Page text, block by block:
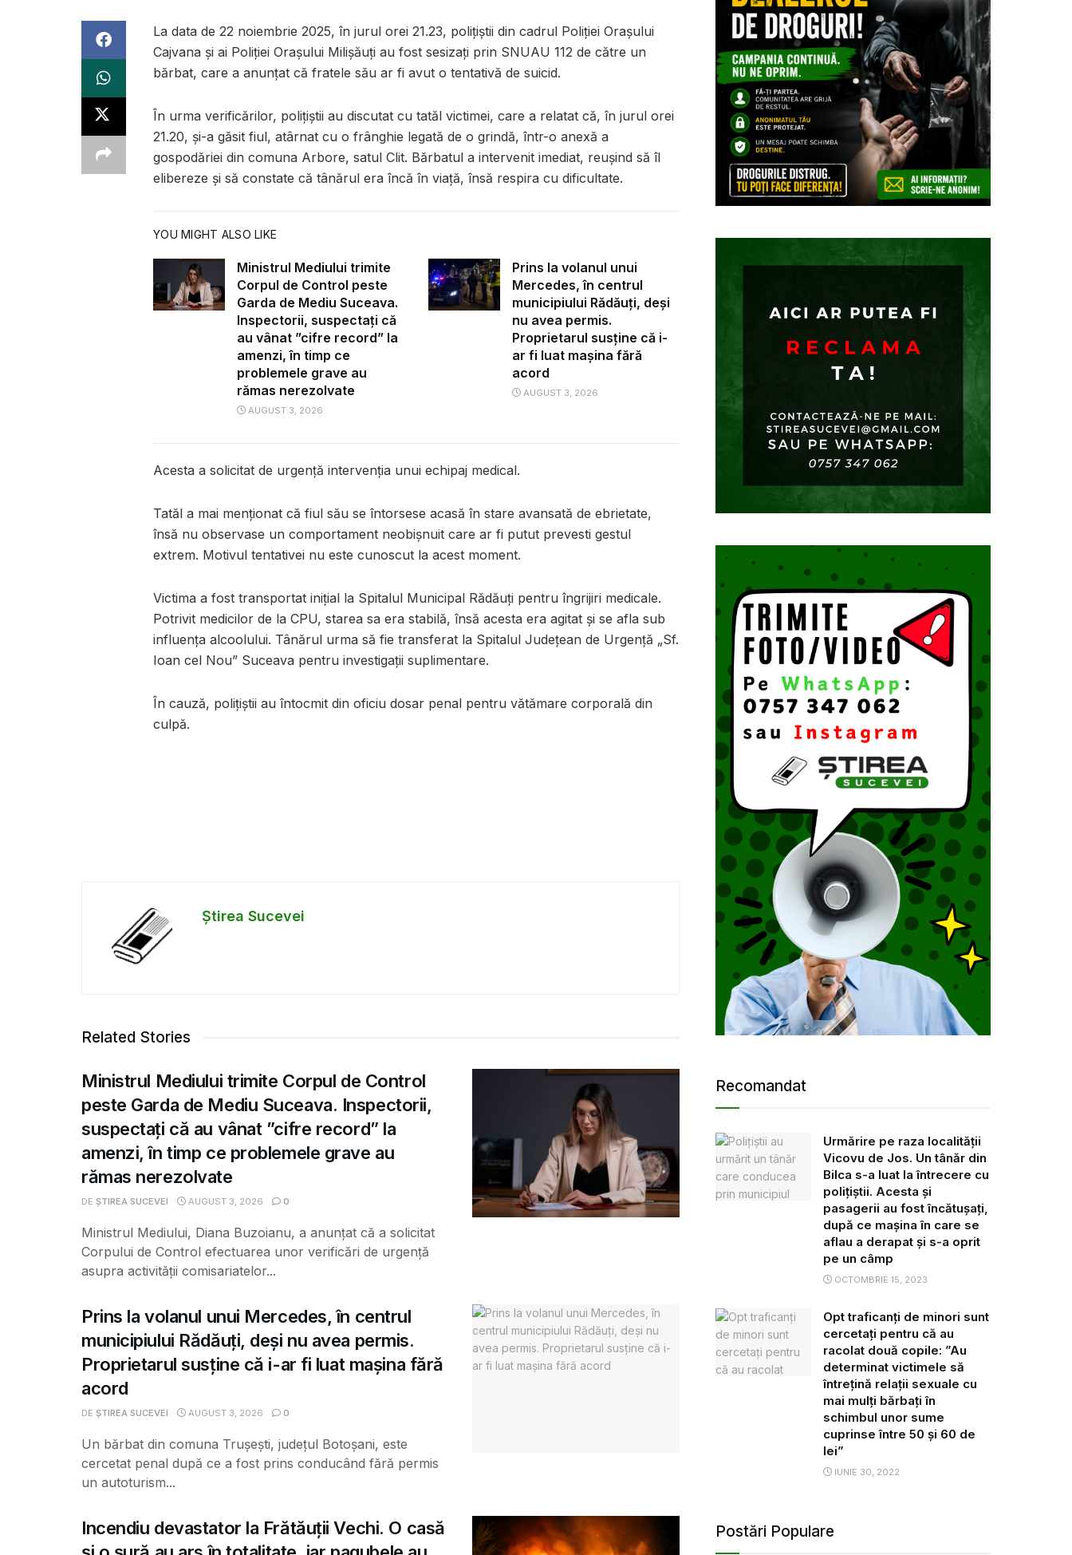
La data de 22 noiembrie 2025, în jurul orei 21.23, polițiștii din cadrul Poliției Orașului
Cajvana și ai Poliției Orașului Milișăuți au fost sesizați prin SNUAU 112 de către un
bărbat, care a anunțat că fratele său ar fi avut o tentativă de suicid.
În urma verificărilor, polițiștii au discutat cu tatăl victimei, care a relatat că, în jurul orei
21.20, și-a găsit fiul, atârnat cu o frânghie legată de o grindă, într-o anexă a
gospodăriei din comuna Arbore, satul Clit. Bărbatul a intervenit imediat, reușind să îl
elibereze și să constate că tânărul era încă în viață, însă respira cu dificultate.
YOU MIGHT ALSO LIKE
Ministrul Mediului trimite
Corpul de Control peste
Garda de Mediu Suceava.
Inspectorii, suspectați că
au vânat ”cifre record” la
amenzi, în timp ce
problemele grave au
rămas nerezolvate
AUGUST 3, 2026
Prins la volanul unui
Mercedes, în centrul
municipiului Rădăuți, deși
nu avea permis.
Proprietarul susține că i-
ar fi luat mașina fără
acord
AUGUST 3, 2026
Acesta a solicitat de urgență intervenția unui echipaj medical.
Tatăl a mai menționat că fiul său se întorsese acasă în stare avansată de ebrietate,
însă nu observase un comportament neobișnuit care ar fi putut prevesti gestul
extrem. Motivul tentativei nu este cunoscut la acest moment.
Victima a fost transportat inițial la Spitalul Municipal Rădăuți pentru îngrijiri medicale.
Potrivit medicilor de la CPU, starea sa era stabilă, însă acesta era agitat și se afla sub
influența alcoolului. Tânărul urma să fie transferat la Spitalul Județean de Urgență „Sf.
Ioan cel Nou” Suceava pentru investigații suplimentare.
În cauză, polițiștii au întocmit din oficiu dosar penal pentru vătămare corporală din
culpă.
Știrea Sucevei
Related Stories
Ministrul Mediului trimite Corpul de Control
peste Garda de Mediu Suceava. Inspectorii,
suspectați că au vânat ”cifre record” la
amenzi, în timp ce problemele grave au
rămas nerezolvate
DE ȘTIREA SUCEVEI AUGUST 3, 2026 0
Ministrul Mediului, Diana Buzoianu, a anunțat că a solicitat
Corpului de Control efectuarea unor verificări de urgență
asupra activității comisariatelor...
Prins la volanul unui Mercedes, în centrul
municipiului Rădăuți, deși nu avea permis.
Proprietarul susține că i-ar fi luat mașina fără
acord
DE ȘTIREA SUCEVEI AUGUST 3, 2026 0
Un bărbat din comuna Trușești, județul Botoșani, este
cercetat penal după ce a fost prins conducând fără permis
un autoturism...
Incendiu devastator la Frătăuții Vechi. O casă
Recomandat
Urmărire pe raza localității
Vicovu de Jos. Un tânăr din
Bilca s-a luat la întrecere cu
polițiștii. Acesta și
pasagerii au fost încătușați,
după ce mașina în care se
aflau a derapat și s-a oprit
pe un câmp
OCTOMBRIE 15, 2023
Opt traficanți de minori sunt
cercetați pentru că au
racolat două copile: ”Au
determinat victimele să
întreţină relaţii sexuale cu
mai mulți bărbați în
schimbul unor sume
cuprinse între 50 și 60 de
lei”
IUNIE 30, 2022
Postări Populare